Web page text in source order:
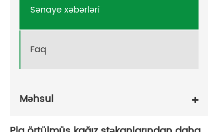
Sənaye xəbərləri
Faq
Məhsul